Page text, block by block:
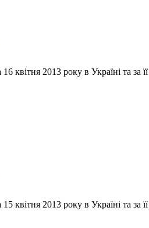
квітня 2013 року в Україні та за
квітня 2013 року в Україні та за